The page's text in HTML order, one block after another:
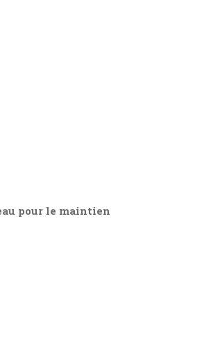
pour le maintien